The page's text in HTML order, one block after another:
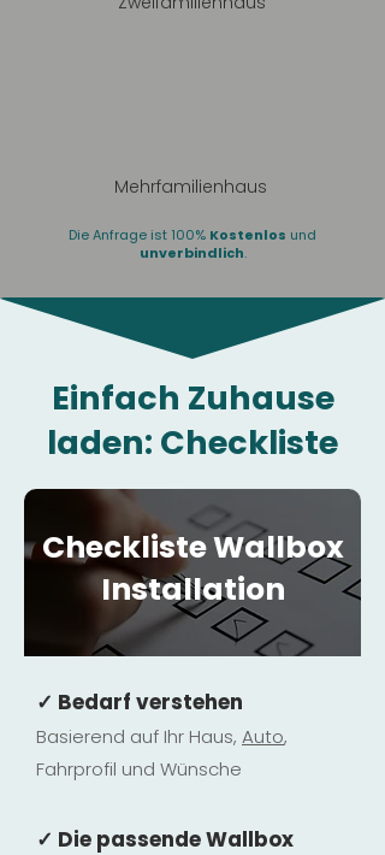
Mehrfamilienhaus
Die Anfrage ist 100% Kostenlos und
unverbindlich.
Einfach Zuhause
laden: Checkliste
Checkliste Wallbox
Installation
✓ Bedarf verstehen
Basierend auf Ihr Haus, Auto,
Fahrprofil und Wünsche
✓ Die passende Wallbox